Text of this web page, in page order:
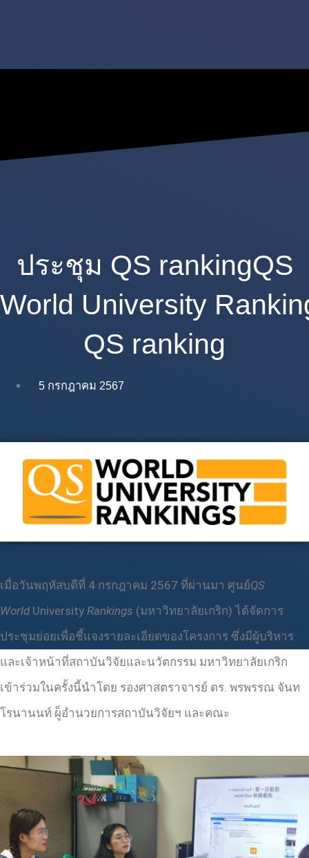
ประชุม QS rankingQS
World University
QS ranking
5 กรกฎาคม 2567
เมื่อวันพฤหัสบดีที่ 4 กรกฎาคม 2567 ที่ผ่านมา ศูนย์QS
WorldUniversity Rankings (มหาวิทยาลัยเกริก) ได้จัดการ
ประชุมย่อยเพื่อชี้แจงรายละเอียดของโครงการ ซึ่งมีผู้บริหาร
และเจ้าหน้าที่สถาบันวิจัยและนวัตกรรม มหาวิทยาลัยเกริก
เข้าร่วมในครั้งนี้นำโดย รองศาสตราจารย์ ดร. พรพรรณ จันท
โรนานนท์ ผู็อำนวยการสถาบันวิจัยฯ และคณะ